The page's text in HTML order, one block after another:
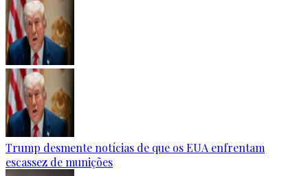
Trump desmente notícias de que os EUA enfrentam
escassez de munições